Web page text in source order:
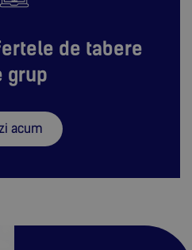
de tabere
grup
acum